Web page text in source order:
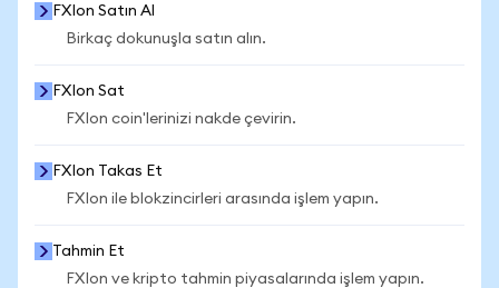
FXIon Satın Al
Birkaç dokunuşla satın alın.
FXIon Sat
FXIon coin'lerinizi nakde çevirin.
FXIon Takas Et
FXIon ile blokzincirleri arasında işlem yapın.
Tahmin Et
FXIon ve kripto tahmin piyasalarında işlem yapın.